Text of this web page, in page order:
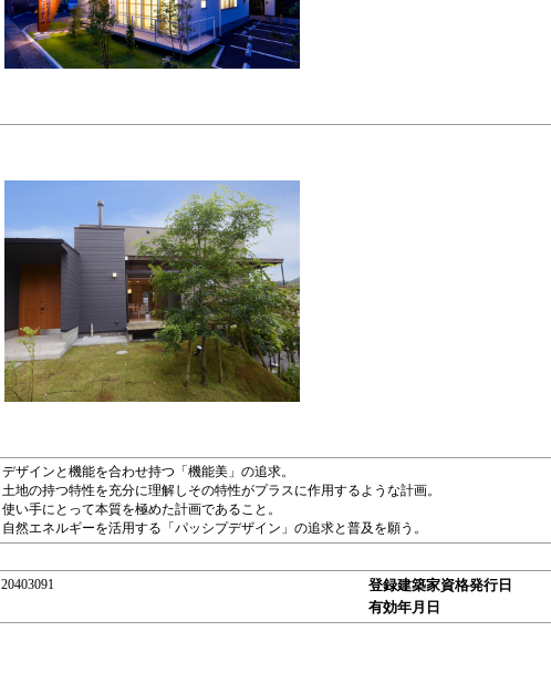
デザインと機能を合わせ持つ「機能美」の追求。
土地の持つ特性を充分に理解しその特性がプラスに作用するような計画。
使い手にとって本質を極めた計画であること。
自然エネルギーを活用する「パッシプデザイン」の追求と普及を願う。
20403091 登録建築家資格発行日
有効年月日